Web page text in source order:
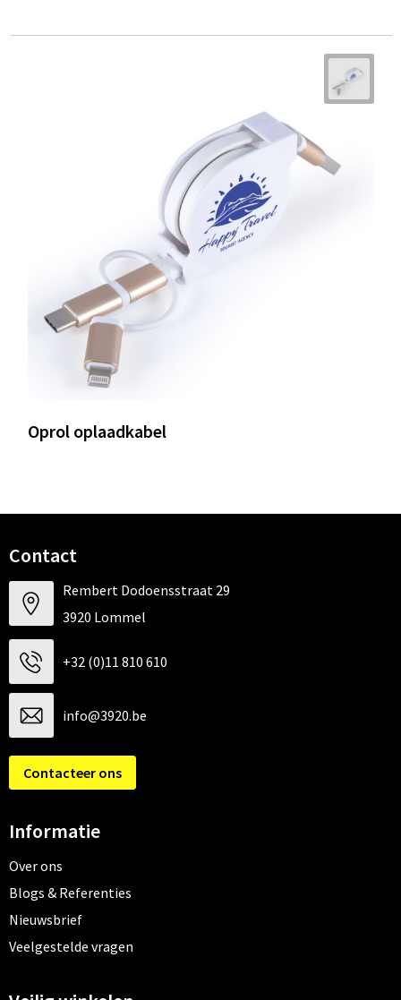
Oprol oplaadkabel
Contact
Rembert Dodoensstraat 29
3920 Lommel
+32 (0)11 810 610
info@3920.be
Contacteer ons
Informatie
Over ons
Blogs & Referenties
Nieuwsbrief
Veelgestelde vragen